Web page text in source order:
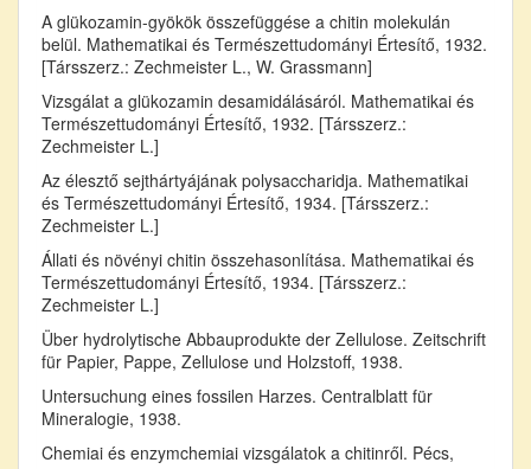
A glükozamin-gyökök összefüggése a chitin molekulán
belül. Mathematikai és Természettudományi Értesítő, 1932.
[Társszerz.: Zechmeister L., W. Grassmann]
Vizsgálat a glükozamin desamidálásáról. Mathematikai és
Természettudományi Értesítő, 1932. [Társszerz.:
Zechmeister L.]
Az élesztő sejthártyájának polysaccharidja. Mathematikai
és Természettudományi Értesítő, 1934. [Társszerz.:
Zechmeister L.]
Állati és növényi chitin összehasonlítása. Mathematikai és
Természettudományi Értesítő, 1934. [Társszerz.:
Zechmeister L.]
Über hydrolytische Abbauprodukte der Zellulose. Zeitschrift
für Papier, Pappe, Zellulose und Holzstoff, 1938.
Untersuchung eines fossilen Harzes. Centralblatt für
Mineralogie, 1938.
Chemiai és enzymchemiai vizsgálatok a chitinről. Pécs,